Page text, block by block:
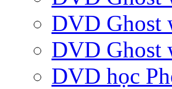
DVD Ghost
DVD Ghost
DVD học